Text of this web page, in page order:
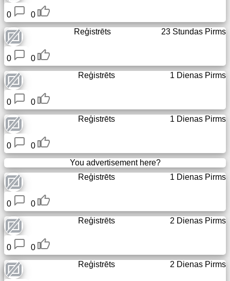
Slēptā
wiki
Saites
IP
meklēšana
0
0
23 Stundas Pirms
Reģistrēts
0
0
1 Dienas Pirms
Reģistrēts
0
0
1 Dienas Pirms
Reģistrēts
0
0
You advertisement here?
1 Dienas Pirms
Reģistrēts
0
0
2 Dienas Pirms
Reģistrēts
0
0
2 Dienas Pirms
Reģistrēts